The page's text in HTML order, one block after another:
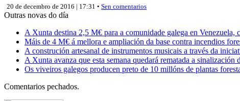
20 de decembro de 2016 | 17:31 • Sen comentarios
Outras novas do día
A Xunta destina 2,5 M€ para a comunidade galega en Venezuela,
Máis de 4 M€ á mellora e ampliación da base contra incendios
A construción artesanal de instrumentos musicais a través da
A Xunta avanza que esta semana quedará rematada a
Os viveiros galegos producen preto de 10 millóns de plantas
Comentarios pechados.